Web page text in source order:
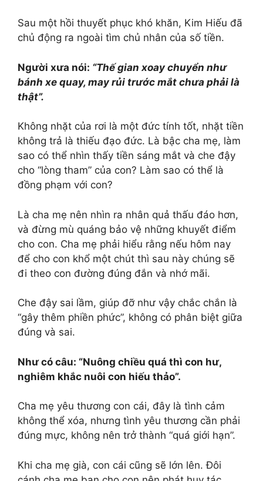
Sau một hồi thuyết phục khó khăn, Kim Hiếu đã
chủ động ra ngoài tìm chủ nhân của số tiền.
Người xưa nói: “Thế gian xoay chuyển như
bánh xe quay, may rủi trước mắt chưa phải là
thật”.
Không nhặt của rơi là một đức tính tốt, nhặt tiền
không trả là thiếu đạo đức. Là bậc cha mẹ, làm
sao có thể nhìn thấy tiền sáng mắt và che đậy
cho “lòng tham” của con? Làm sao có thể là
đồng phạm với con?
Là cha mẹ nên nhìn ra nhân quả thấu đáo hơn,
và đừng mù quáng bảo vệ những khuyết điểm
cho con. Cha mẹ phải hiểu rằng nếu hôm nay
để cho con khổ một chút thì sau này chúng sẽ
đi theo con đường đúng đắn và nhớ mãi.
Che đậy sai lầm, giúp đỡ như vậy chắc chắn là
“gây thêm phiền phức”, không có phân biệt giữa
đúng và sai.
Như có câu: “Nuông chiều quá thì con hư,
nghiêm khắc nuôi con hiếu thảo”.
Cha mẹ yêu thương con cái, đây là tình cảm
không thể xóa, nhưng tình yêu thương cần phải
đúng mực, không nên trở thành “quá giới hạn”.
Khi cha mẹ già, con cái cũng sẽ lớn lên. Đôi